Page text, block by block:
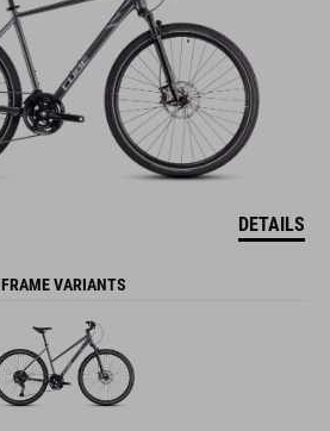
DETAILS
FRAME VARIANTS